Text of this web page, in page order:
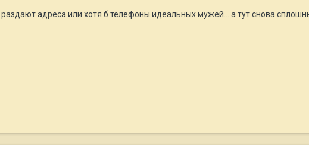
адреса или хотя б телефоны идеальных мужей... а тут снова